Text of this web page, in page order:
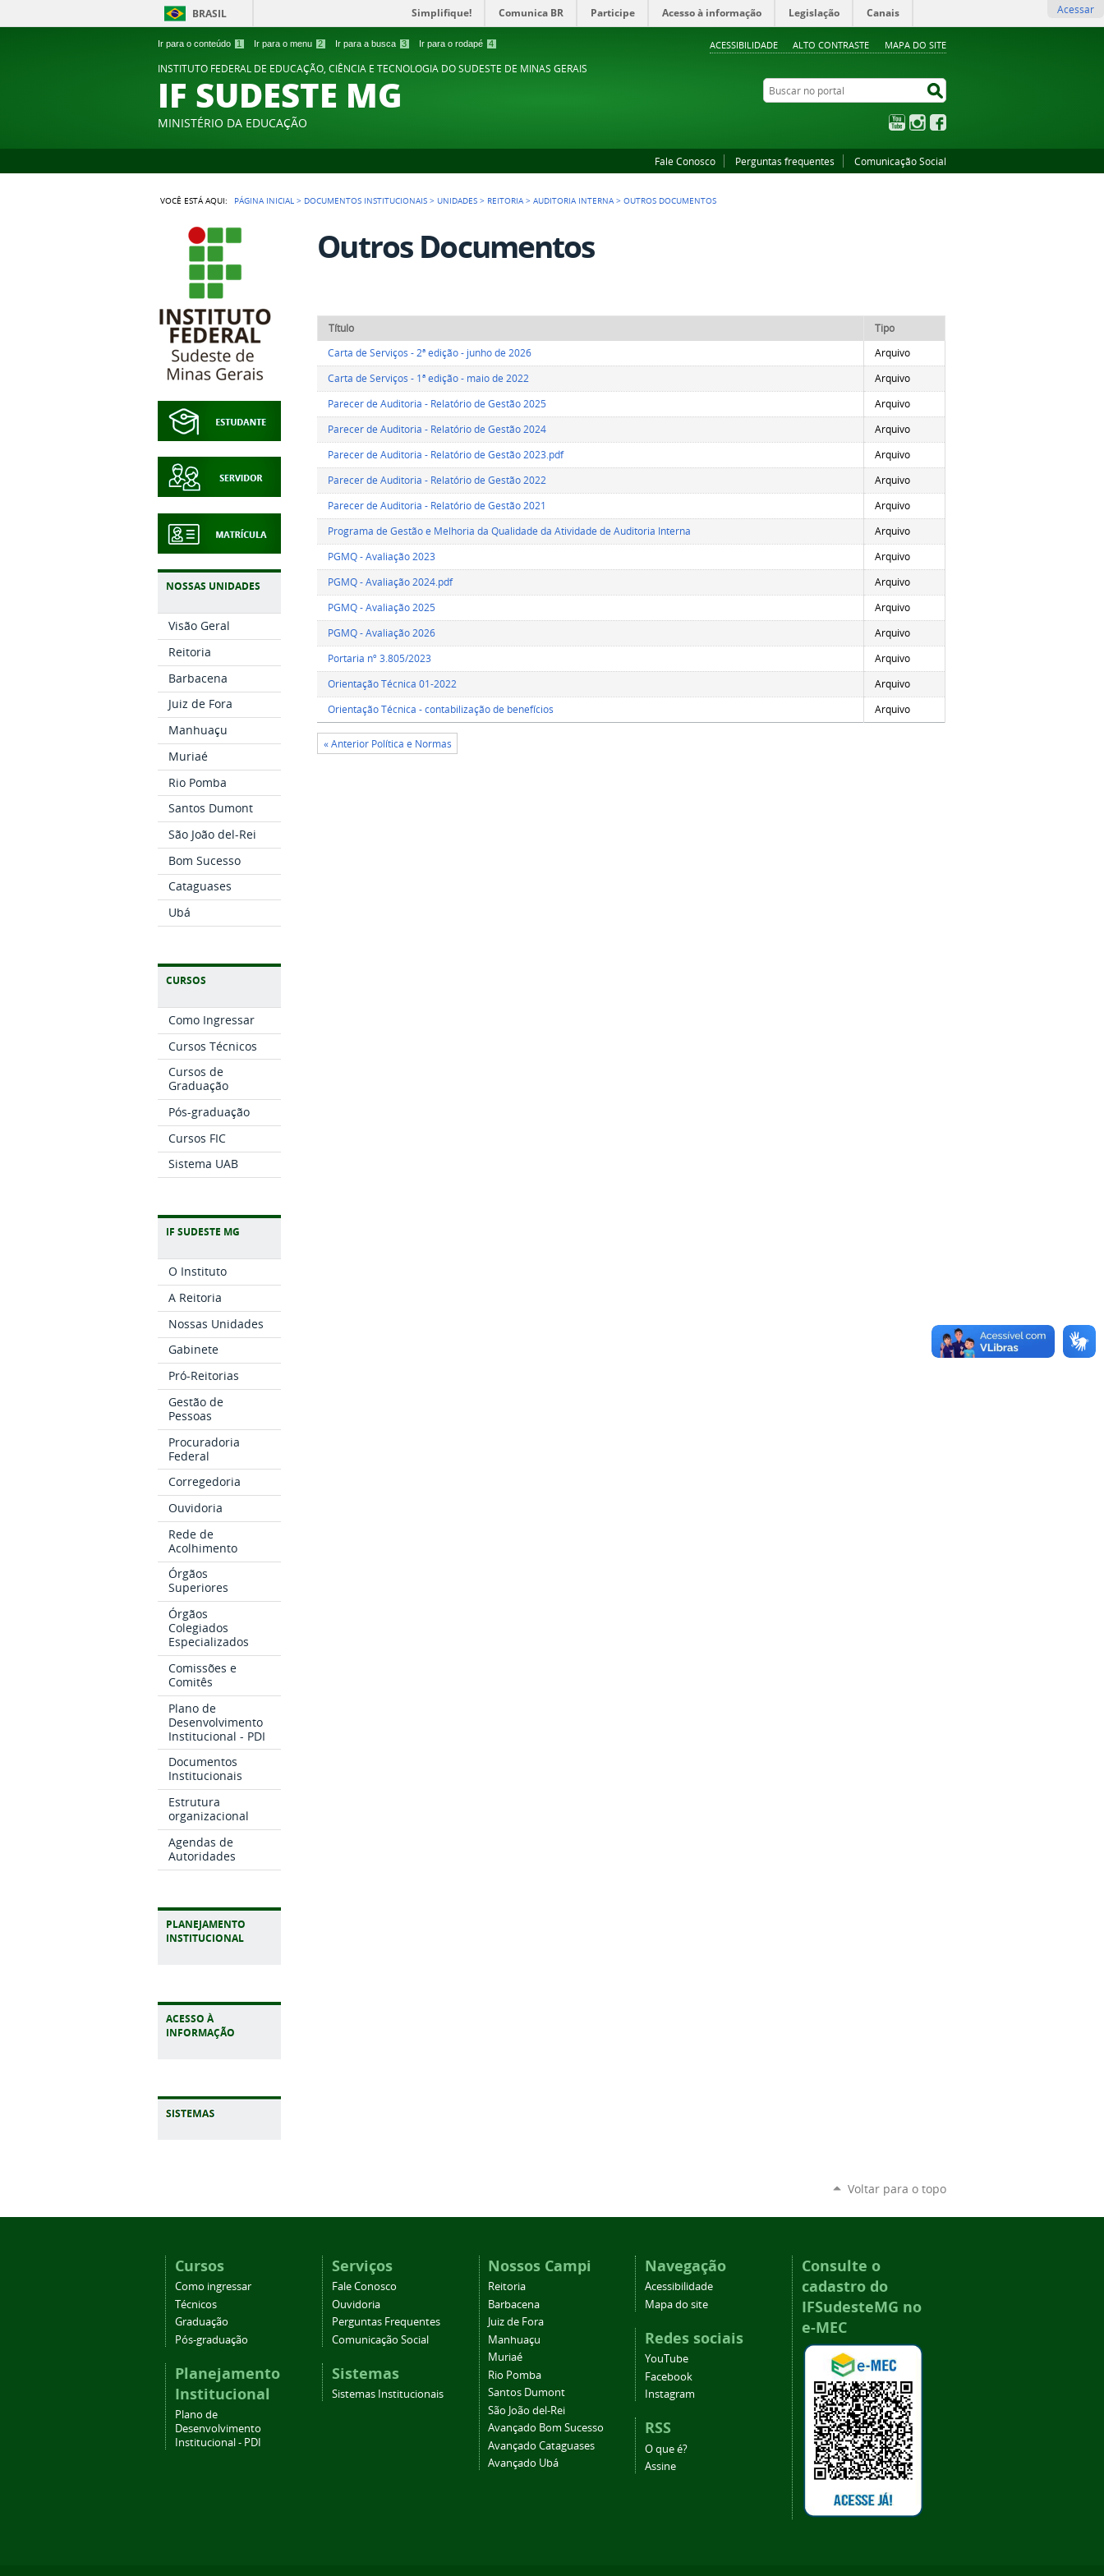
Ir para o conteúdo 1 Ir para o menu 2 Ir para a busca 3 Ir para o rodapé 4 ACESSIBILIDADE ALTO CONTRASTE MAPA DO SITE
BRASIL Simplifique! Comunica BR Participe Acesso à informação Legislação Canais Acessar
INSTITUTO FEDERAL DE EDUCAÇÃO, CIÊNCIA E TECNOLOGIA DO SUDESTE DE MINAS GERAIS
IF SUDESTE MG
MINISTÉRIO DA EDUCAÇÃO
Buscar no portal
YouTubeInstagram
Fale Conosco Perguntas frequentes Comunicação Social
VOCÊ ESTÁ AQUI: PÁGINA INICIAL > DOCUMENTOS INSTITUCIONAIS > UNIDADES > REITORIA >AUDITORIA INTERNA >OUTROS DOCUMENTOS
NOSSAS UNIDADES
Visão Geral
Reitoria
Barbacena
Juiz de Fora
Manhuaçu
Muriaé
Rio Pomba
Santos Dumont
São João del-Rei
Bom Sucesso
Cataguases
Ubá
CURSOS
Como Ingressar
Cursos Técnicos
Cursos de
Graduação
Pós-graduação
Cursos FIC
Sistema UAB
IF SUDESTE MG
O Instituto
A Reitoria
Nossas Unidades
Gabinete
Pró-Reitorias
Gestão de
Pessoas
Procuradoria
Federal
Corregedoria
Ouvidoria
Rede de
Acolhimento
Órgãos
Superiores
Órgãos
Colegiados
Especializados
Comissões e
Comitês
Plano de
Desenvolvimento
Institucional - PDI
Documentos
Institucionais
Estrutura
organizacional
Agendas de
Autoridades
PLANEJAMENTO
INSTITUCIONAL
ACESSO À
INFORMAÇÃO
Outros Documentos
Título
Tipo
Carta de Serviços - 2ª edição - junho de 2026
Arquivo
Carta de Serviços - 1ª edição - maio de 2022
Arquivo
Parecer de Auditoria - Relatório de Gestão 2025
Arquivo
Parecer de Auditoria - Relatório de Gestão 2024
Arquivo
Parecer de Auditoria - Relatório de Gestão 2023.pdf
Arquivo
Parecer de Auditoria - Relatório de Gestão 2022
Arquivo
Parecer de Auditoria - Relatório de Gestão 2021
Arquivo
Programa de Gestão e Melhoria da Qualidade da Atividade de Auditoria Interna
Arquivo
PGMQ - Avaliação 2023
Arquivo
PGMQ - Avaliação 2024.pdf
Arquivo
PGMQ - Avaliação 2025
Arquivo
PGMQ - Avaliação 2026
Arquivo
Portaria nº 3.805/2023
Arquivo
Orientação Técnica 01-2022
Arquivo
Orientação Técnica - contabilização de benefícios
Arquivo
« Anterior Política e Normas
Voltar para o topo
Cursos
Como ingressar
Técnicos
Graduação
Pós-graduação
Planejamento
Institucional
Plano de
Desenvolvimento
Institucional - PDI
Serviços
Fale Conosco
Ouvidoria
Perguntas Frequentes
Comunicação Social
Sistemas
Sistemas Institucionais
Nossos Campi
Reitoria
Barbacena
Juiz de Fora
Manhuaçu
Muriaé
Rio Pomba
Santos Dumont
São João del-Rei
Avançado Bom Sucesso
Avançado Cataguases
Avançado Ubá
Navegação
Acessibilidade
Mapa do site
Redes sociais
YouTube
Facebook
Instagram
RSS
O que é?
Assine
Consulte o
cadastro do
IFSudesteMG no
e-MEC